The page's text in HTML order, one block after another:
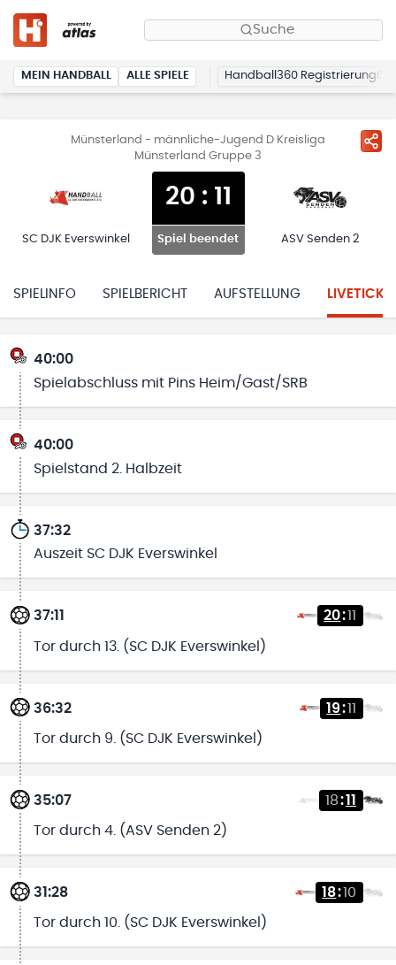
Suche
MEIN HANDBALL ALLE SPIELE Handball360 Registrierung
Münsterland - männliche-Jugend D Kreisliga
Münsterland Gruppe 3
SC DJK Everswinkel
20 : 11
Spiel beendet ASV Senden 2
SPIELINFO SPIELBERICHT AUFSTELLUNG
40:00
Spielabschluss mit Pins Heim/Gast/SRB
40:00
Spielstand 2. Halbzeit
37:32
Auszeit SC DJK Everswinkel
37:11 20:11
Tor durch 13. (SC DJK Everswinkel)
36:32 19:11
Tor durch 9. (SC DJK Everswinkel)
35:07 18:11
Tor durch 4. (ASV Senden 2)
31:28 18:10
Tor durch 10. (SC DJK Everswinkel)